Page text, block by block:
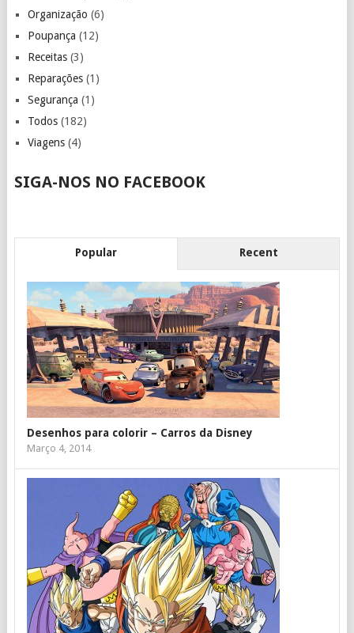
Organização (6)
Poupança (12)
Receitas(3)
Reparações(1)
Segurança (1)
Todos(182)
Viagens(4)
SIGA-NOS NO FACEBOOK
Popular Recent
Desenhos para colorir – Carros da Disney
Março 4, 2014